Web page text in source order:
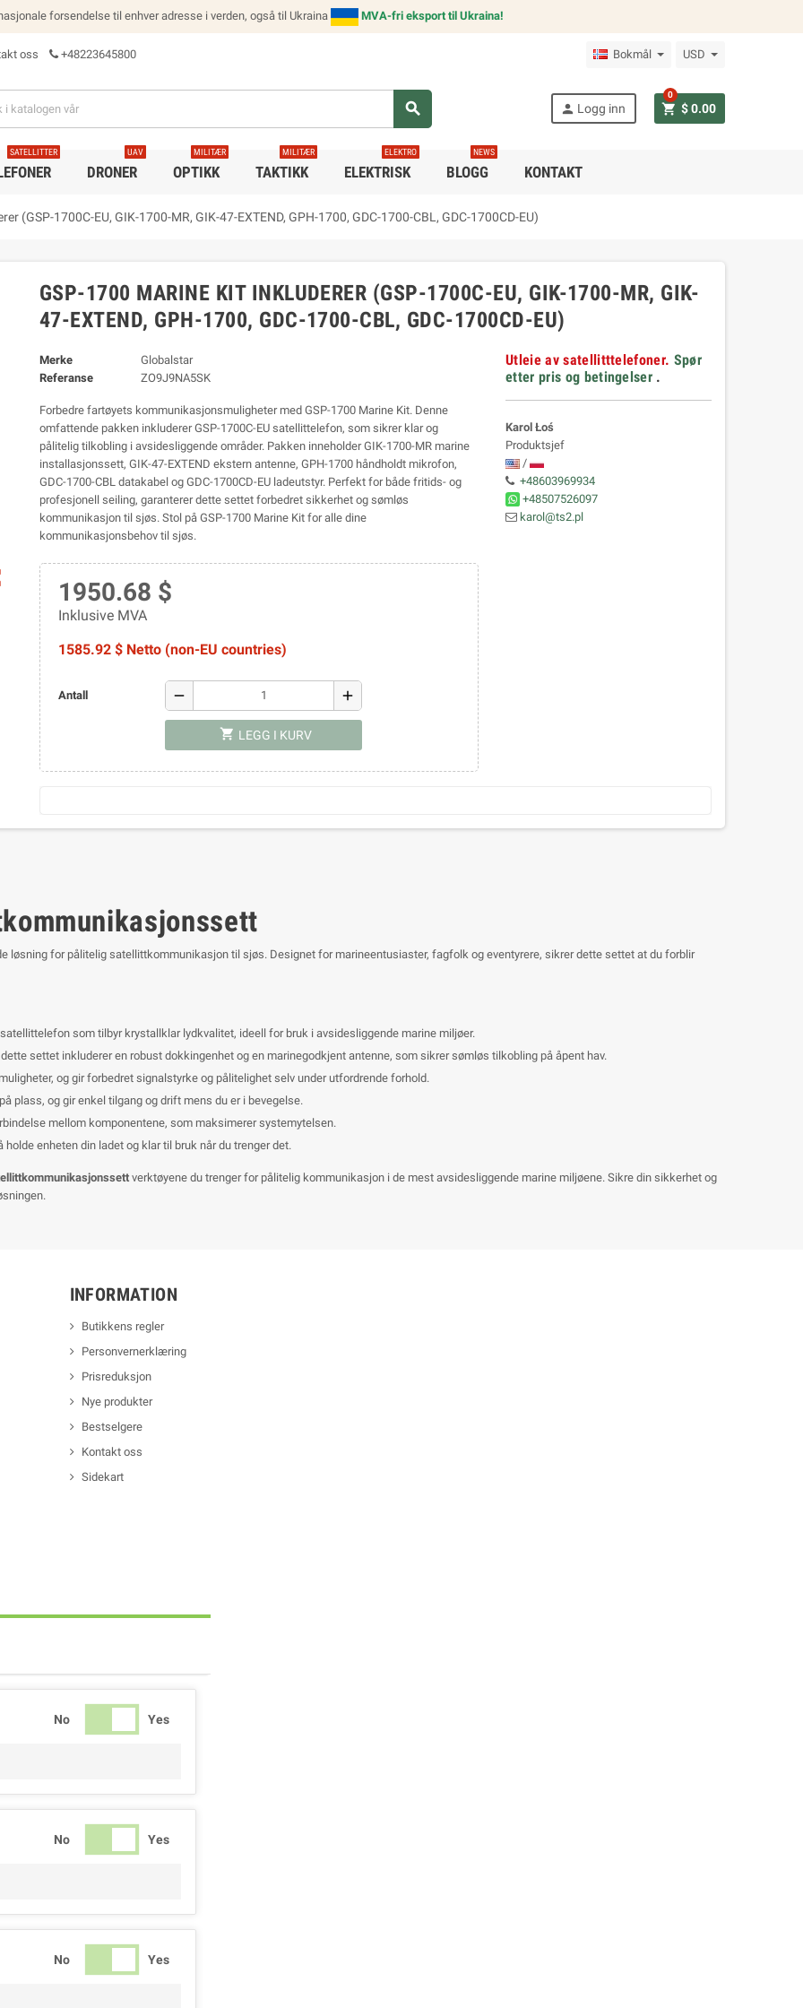
forsendelse til enhver adresse i verden, også til Ukraina MVA-fri eksport til Ukraina!
oss +48223645800 Bokmål USD
search person Logg inn shopping_cart $ 0.00
0
SATELLITTER
DRONER
UAV
OPTIKK
MILITÆR
TAKTIKK
MILITÆR
ELEKTRISK
ELEKTRO
BLOGG
NEWS
KONTAKT
(GSP-1700C-EU, GIK-1700-MR, GIK-47-EXTEND, GPH-1700, GDC-1700-CBL, GDC-1700CD-EU)
GSP-1700 MARINE KIT INKLUDERER (GSP-1700C-EU, GIK-1700-MR, GIK-
47-EXTEND, GPH-1700, GDC-1700-CBL, GDC-1700CD-EU)
Merke
Globalstar
Referanse
ZO9J9NA5SK
Forbedre fartøyets kommunikasjonsmuligheter med GSP-1700 Marine Kit. Denne
omfattende pakken inkluderer GSP-1700C-EU satellittelefon, som sikrer klar og
pålitelig tilkobling i avsidesliggende områder. Pakken inneholder GIK-1700-MR marine
installasjonssett, GIK-47-EXTEND ekstern antenne, GPH-1700 håndholdt mikrofon,
GDC-1700-CBL datakabel og GDC-1700CD-EU ladeutstyr. Perfekt for både fritids- og
profesjonell seiling, garanterer dette settet forbedret sikkerhet og sømløs
kommunikasjon til sjøs. Stol på GSP-1700 Marine Kit for alle dine
kommunikasjonsbehov til sjøs.
1950.68 $
Inklusive MVA
1585.92 $ Netto (non-EU countries)
Antall remove add
shopping_cart LEGG I KURV
Utleie av satellitttelefoner. Spør
etter pris og betingelser .
Karol Łoś
Produktsjef
/
+48603969934
+48507526097
karol@ts2.pl
løsning for pålitelig satellittkommunikasjon til sjøs. Designet for marineentusiaster, fagfolk og eventyrere, sikrer dette settet at du forblir
som tilbyr krystallklar lydkvalitet, ideell for bruk i avsidesliggende marine miljøer.
settet inkluderer en robust dokkingenhet og en marinegodkjent antenne, som sikrer sømløs tilkobling på åpent hav.
og gir forbedret signalstyrke og pålitelighet selv under utfordrende forhold.
plass, og gir enkel tilgang og drift mens du er i bevegelse.
mellom komponentene, som maksimerer systemytelsen.
enheten din ladet og klar til bruk når du trenger det.
verktøyene du trenger for pålitelig kommunikasjon i de mest avsidesliggende marine miljøene. Sikre din sikkerhet og
INFORMATION
Butikkens regler
Personvernerklæring
Prisreduksjon
Nye produkter
Bestselgere
Kontakt oss
Sidekart
No Yes
No Yes
No Yes